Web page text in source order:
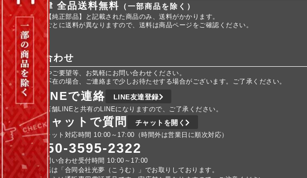
全国一律 全品送料無料 （一部商品を除く）
※商品名に【純正部品】と記載された商品のみ、送料がかかります。
※純正部品ごとに送料が異なりますので、送料は商品ページをご確認ください。
お問い合わせ
ご不明な点やご要望等、お気軽にお問い合わせください。
車検などで不在の場合、ご連絡まで少しお待たせする場合がございます。ご了承ください。
LINEで連絡 LINE友達登録
実店舗LINEと共有のLINEになりますので、ご了承ください。
チャットで質問 チャットを開く
チャット対応時間 10:00～17:00（時間外は営業日に順次対応）
050-3595-2322
お問い合わせ受付時間 10:00～17:00
電話は「合同会社光夢（こうむ）」でお取りしております。